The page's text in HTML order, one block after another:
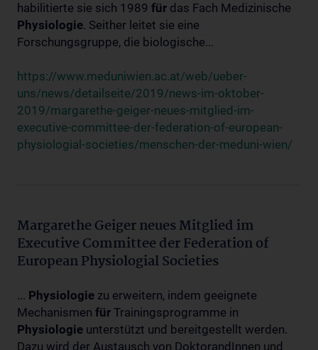
habilitierte sie sich 1989 für das Fach Medizinische
Physiologie. Seither leitet sie eine
Forschungsgruppe, die biologische...
https://www.meduniwien.ac.at/web/ueber-
uns/news/detailseite/2019/news-im-oktober-
2019/margarethe-geiger-neues-mitglied-im-
executive-committee-der-federation-of-european-
physiologial-societies/menschen-der-meduni-wien/
Margarethe Geiger neues Mitglied im
Executive Committee der Federation of
European Physiologial Societies
... Physiologie zu erweitern, indem geeignete
Mechanismen für Trainingsprogramme in
Physiologie unterstützt und bereitgestellt werden.
Dazu wird der Austausch von DoktorandInnen und